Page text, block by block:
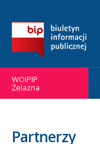
WOIPIP
Żelazna
Partnerzy